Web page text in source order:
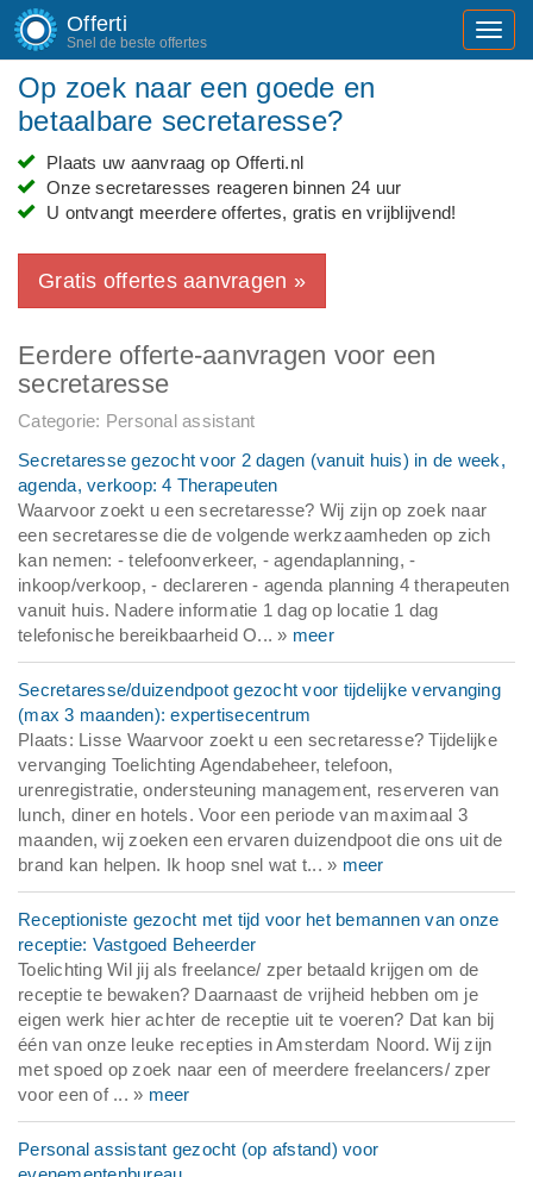
Offerti
Snel de beste offertes
Op zoek naar een goede en
betaalbare secretaresse?
Plaats uw aanvraag op Offerti.nl
Onze secretaresses reageren binnen 24 uur
U ontvangt meerdere offertes, gratis en vrijblijvend!
Gratis offertes aanvragen »
Eerdere offerte-aanvragen voor een
secretaresse
Categorie: Personal assistant
Secretaresse gezocht voor 2 dagen (vanuit huis) in de week,
agenda, verkoop: 4 Therapeuten
Waarvoor zoekt u een secretaresse? Wij zijn op zoek naar
een secretaresse die de volgende werkzaamheden op zich
kan nemen: - telefoonverkeer, - agendaplanning, -
inkoop/verkoop, - declareren - agenda planning 4 therapeuten
vanuit huis. Nadere informatie 1 dag op locatie 1 dag
telefonische bereikbaarheid O... » meer
Secretaresse/duizendpoot gezocht voor tijdelijke vervanging
(max 3 maanden): expertisecentrum
Plaats: Lisse Waarvoor zoekt u een secretaresse? Tijdelijke
vervanging Toelichting Agendabeheer, telefoon,
urenregistratie, ondersteuning management, reserveren van
lunch, diner en hotels. Voor een periode van maximaal 3
maanden, wij zoeken een ervaren duizendpoot die ons uit de
brand kan helpen. Ik hoop snel wat t... » meer
Receptioniste gezocht met tijd voor het bemannen van onze
receptie: Vastgoed Beheerder
Toelichting Wil jij als freelance/ zper betaald krijgen om de
receptie te bewaken? Daarnaast de vrijheid hebben om je
eigen werk hier achter de receptie uit te voeren? Dat kan bij
één van onze leuke recepties in Amsterdam Noord. Wij zijn
met spoed op zoek naar een of meerdere freelancers/ zper
voor een of ... » meer
Personal assistant gezocht (op afstand) voor